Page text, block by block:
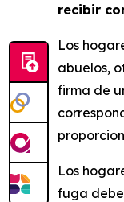
recibir
Los
abuelos,
firma de
Los
fuga